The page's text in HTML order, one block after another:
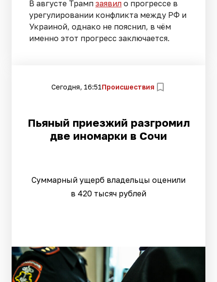
В августе Трамп заявил о прогрессе в
урегулировании конфликта между РФ и
Украиной, однако не пояснил, в чём
именно этот прогресс заключается.
Сегодня, 16:51Происшествия
Пьяный приезжий разгромил
две иномарки в Сочи
Суммарный ущерб владельцы оценили
в 420 тысяч рублей